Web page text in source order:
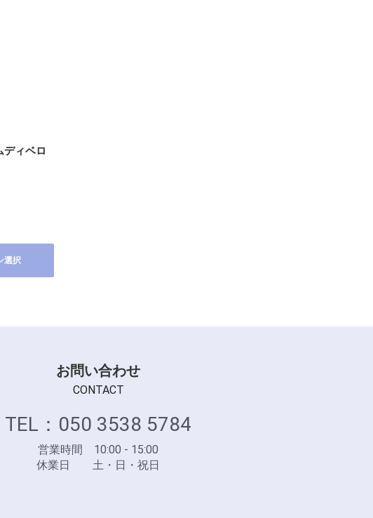
ディベロ
選択
お問い合わせ
CONTACT
TEL：050 3538 5784
営業時間 10:00 - 15:00
休業日 土・日・祝日